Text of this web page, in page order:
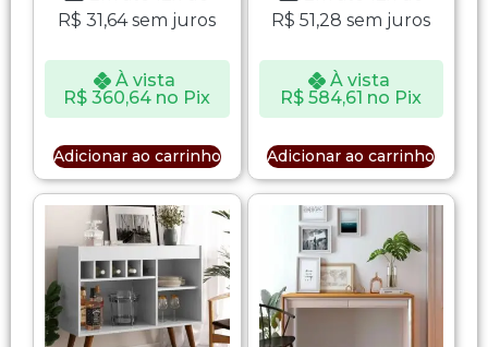
R$ 31,64sem juros
À vista
R$ 360,64 no Pix
Adicionar ao carrinho
R$ 51,28 sem juros
À vista
R$ 584,61 no Pix
Adicionar ao carrinho